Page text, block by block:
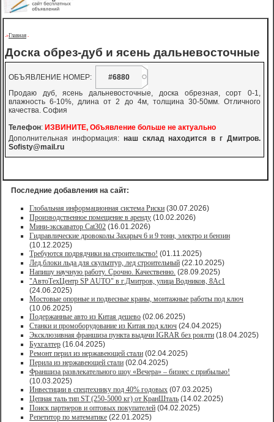
->Главная -
Доска обрез-дуб и ясень дальневосточные
ОБЪЯВЛЕНИЕ НОМЕР:
#6880
Продаю дуб, ясень дальневосточные, доска обрезная, сорт 0-1,
влажность 6-10%, длина от 2 до 4м, толщина 30-50мм. Отличного
качества. София
Телефон: ИЗВИНИТЕ, Объявление больше не актуально
Дополнительная информация: наш склад находится в г Дмитров.
Sofisty@mail.ru
Последние добавления на сайт:
Глобальная информационная система Риски (30.07.2026)
Производственное помещение в аренду (10.02.2026)
Мини-экскаватор Cat302 (16.01.2026)
Гидравлические дровоколы Захарыч 6 и 9 тонн, электро и бензин
(10.12.2025)
Требуются подрядчики на строительство! (01.11.2025)
Лед,блоки льда для скульптур, лед строительный (22.10.2025)
Напишу научную работу. Срочно. Качественно. (28.09.2025)
"АвтоТехЦентр SP AUTO" в г.Дмитров, улица Водников, 8Ас1
(24.06.2025)
Мостовые опорные и подвесные краны, монтажные работы под ключ
(10.06.2025)
Подержанные авто из Китая дешево (02.06.2025)
Станки и промоборудование из Китая под ключ (24.04.2025)
Эксклюзивная франшиза пункта выдачи IGRAR без роялти (18.04.2025)
Бухгалтер (16.04.2025)
Ремонт перил из нержавеющей стали (02.04.2025)
Перила из нержавеющей стали (02.04.2025)
Франшиза развлекательного шоу «Вечера» – бизнес с прибылью!
(10.03.2025)
Инвестиции в спецтехнику под 40% годовых (07.03.2025)
Цепная таль тип ST (250-5000 кг) от КранШталь (14.02.2025)
Поиск партнеров и оптовых покупателей (04.02.2025)
Репетитор по математике (22.01.2025)